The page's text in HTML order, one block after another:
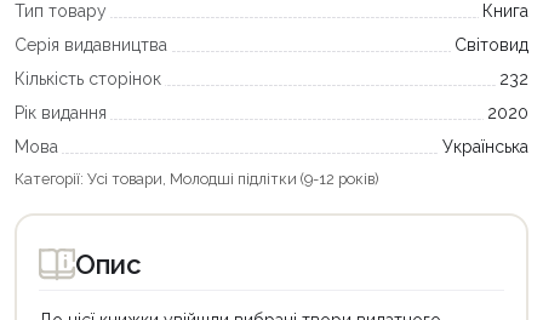
Тип товару
Книга
Серія видавництва
Світовид
Кількість сторінок
232
Рік видання
2020
Мова
Українська
Категорії: Усі товари, Молодші підлітки (9-12 років)
Опис